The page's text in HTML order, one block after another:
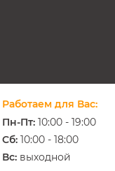
Работаем для Вас:
Пн-Пт: 10:00 - 19:00
Cб: 10:00 - 18:00
Вс: выходной